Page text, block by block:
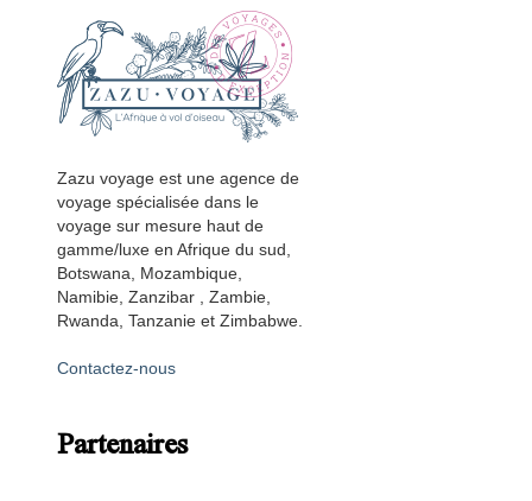
Zazu voyage est une agence de
voyage spécialisée dans le
voyage sur mesure haut de
gamme/luxe en Afrique du sud,
Botswana, Mozambique,
Namibie, Zanzibar , Zambie,
Rwanda, Tanzanie et Zimbabwe.
Contactez-nous
Partenaires